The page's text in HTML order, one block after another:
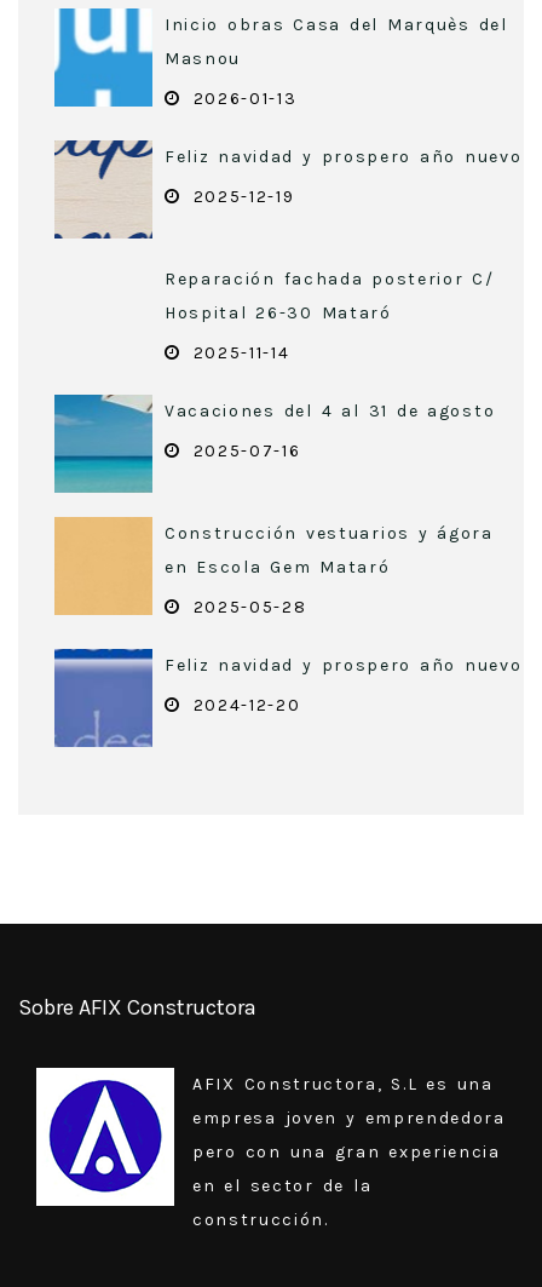
Inicio obras Casa del Marquès del
Masnou
2026-01-13
Feliz navidad y prospero año nuevo
2025-12-19
Reparación fachada posterior C/
Hospital 26-30 Mataró
2025-11-14
Vacaciones del 4 al 31 de agosto
2025-07-16
Construcción vestuarios y ágora
en Escola Gem Mataró
2025-05-28
Feliz navidad y prospero año nuevo
2024-12-20
Sobre AFIX Constructora
AFIX Constructora, S.L es una
empresa joven y emprendedora
pero con una gran experiencia
en el sector de la
construcción.